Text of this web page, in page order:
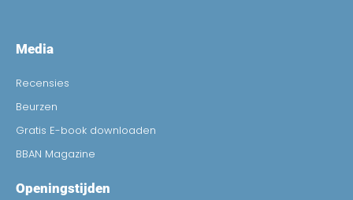
Media
Recensies
Beurzen
Gratis E-book downloaden
BBAN Magazine
Openingstijden